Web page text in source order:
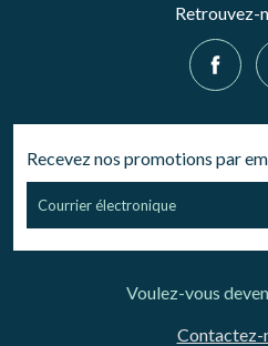
Retrouvez-
Recevez nos promotions par
Voulez-vous
Contactez-